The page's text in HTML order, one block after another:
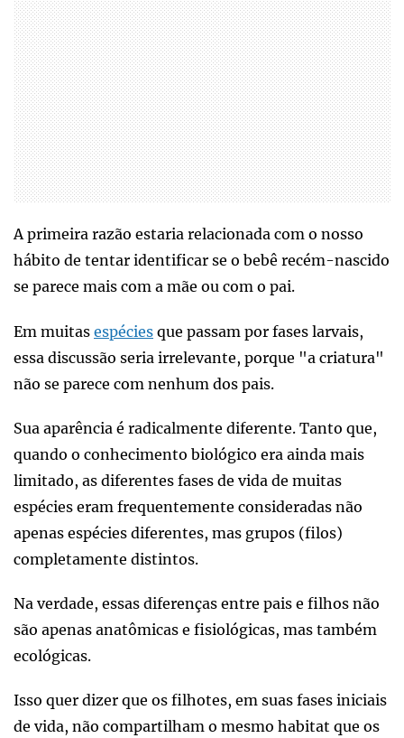
A primeira razão estaria relacionada com o nosso
hábito de tentar identificar se o bebê recém-nascido
se parece mais com a mãe ou com o pai.
Em muitas espécies que passam por fases larvais,
essa discussão seria irrelevante, porque "a criatura"
não se parece com nenhum dos pais.
Sua aparência é radicalmente diferente. Tanto que,
quando o conhecimento biológico era ainda mais
limitado, as diferentes fases de vida de muitas
espécies eram frequentemente consideradas não
apenas espécies diferentes, mas grupos (filos)
completamente distintos.
Na verdade, essas diferenças entre pais e filhos não
são apenas anatômicas e fisiológicas, mas também
ecológicas.
Isso quer dizer que os filhotes, em suas fases iniciais
de vida, não compartilham o mesmo habitat que os